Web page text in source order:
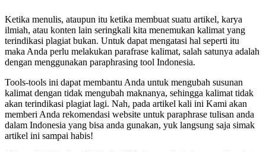
Ketika menulis, ataupun itu ketika membuat suatu artikel, karya
ilmiah, atau konten lain seringkali kita menemukan kalimat yang
terindikasi plagiat bukan. Untuk dapat mengatasi hal seperti itu
maka Anda perlu melakukan parafrase kalimat, salah satunya adalah
dengan menggunakan paraphrasing tool Indonesia.
Tools-tools ini dapat membantu Anda untuk mengubah susunan
kalimat dengan tidak mengubah maknanya, sehingga kalimat tidak
akan terindikasi plagiat lagi. Nah, pada artikel kali ini Kami akan
memberi Anda rekomendasi website untuk paraphrase tulisan anda
dalam Indonesia yang bisa anda gunakan, yuk langsung saja simak
artikel ini sampai habis!